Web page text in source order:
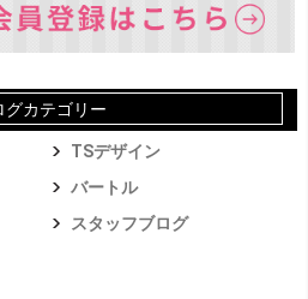
グカテゴリー
TSデザイン
バートル
スタッフブログ